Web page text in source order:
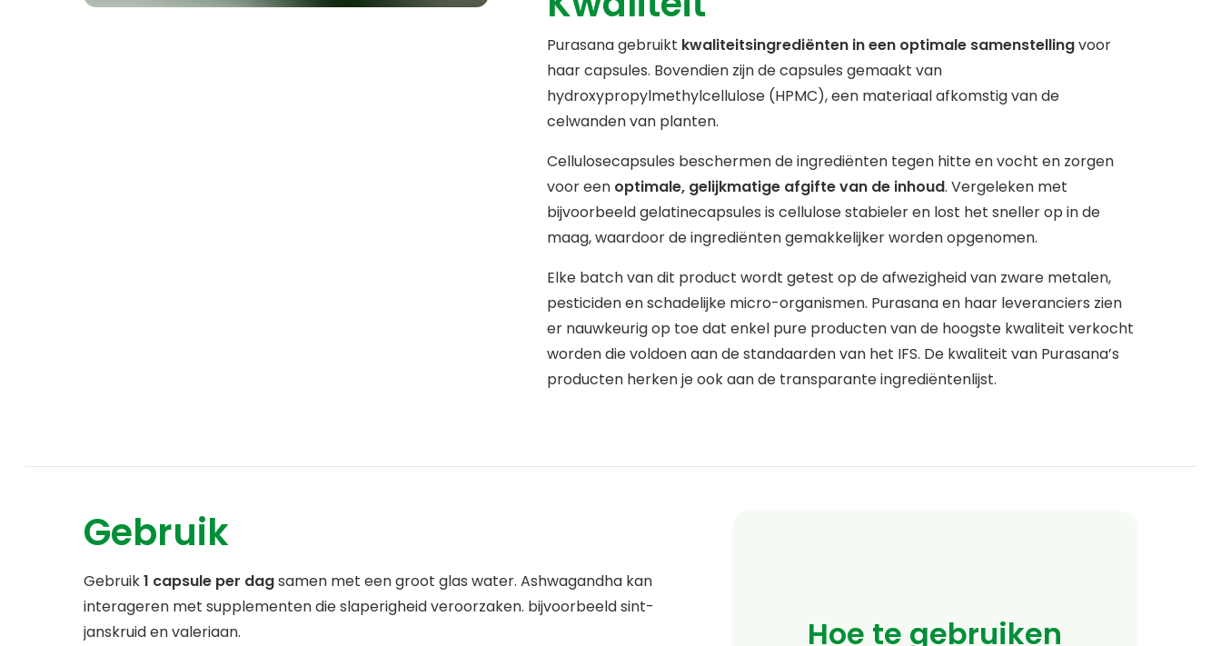
Purasana gebruikt kwaliteitsingrediënten in een optimale samenstellingvoor
haar capsules. Bovendien zijn de capsules gemaakt van
hydroxypropylmethylcellulose (HPMC), een materiaal afkomstig van de
celwanden van planten.
Cellulosecapsules beschermen de ingrediënten tegen hitte en vocht en zorgen
voor een optimale, gelijkmatige afgifte van de inhoud. Vergeleken met
bijvoorbeeld gelatinecapsules is cellulose stabieler en lost het sneller op in de
maag, waardoor de ingrediënten gemakkelijker worden opgenomen.
Elke batch van dit product wordt getest op de afwezigheid van zware metalen,
pesticiden en schadelijke micro-organismen. Purasana en haar leveranciers zien
er nauwkeurig op toe dat enkel pure producten van de hoogste kwaliteit verkocht
worden die voldoen aan de standaarden van het IFS. De kwaliteit van Purasana’s
producten herken je ook aan de transparante ingrediëntenlijst.
Food Safety Authority).
Hoe te gebruiken
Gebruik
Gebruik1 capsule per dagsamen met een groot glas water. Ashwagandha kan
interageren met supplementen die slaperigheid veroorzaken. bijvoorbeeld sint-
janskruid en valeriaan.